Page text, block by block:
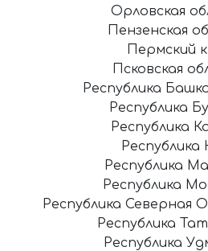
Орловская
Пензенская
Пермский
Псковская
Республика
Республика
Республика
Республика
Республика
Республика
Республика Северная
Республика
Республика